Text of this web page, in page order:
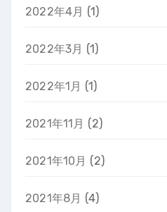
2022年4月 (1)
2022年3月 (1)
2022年1月 (1)
2021年11月 (2)
2021年10月 (2)
2021年8月 (4)